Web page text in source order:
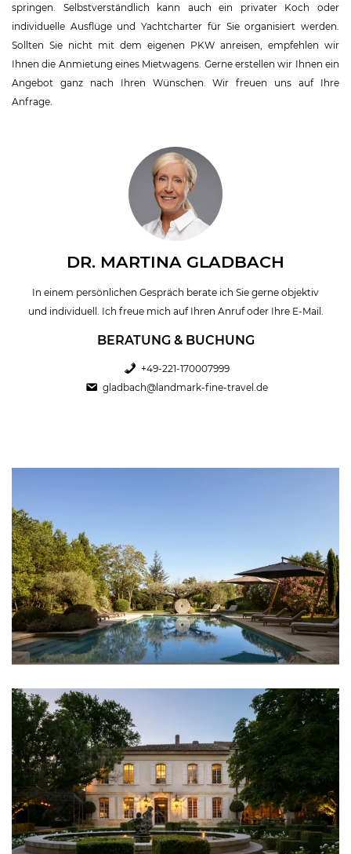
springen. Selbstverständlich kann auch ein privater Koch oder
individuelle Ausflüge und Yachtcharter für Sie organisiert werden.
Sollten Sie nicht mit dem eigenen PKW anreisen, empfehlen wir
Ihnen die Anmietung eines Mietwagens. Gerne erstellen wir Ihnen ein
Angebot ganz nach Ihren Wünschen. Wir freuen uns auf Ihre
Anfrage.
DR. MARTINA GLADBACH
In einem persönlichen Gespräch berate ich Sie gerne objektiv
und individuell. Ich freue mich auf Ihren Anruf oder Ihre E-Mail.
BERATUNG & BUCHUNG
+49-221-170007999
gladbach@landmark-fine-travel.de